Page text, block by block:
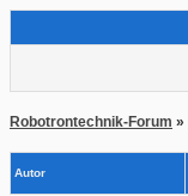
Robotrontechnik-Forum »
Autor